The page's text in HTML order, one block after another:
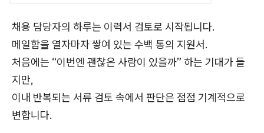
채용 담당자의 하루는 이력서 검토로 시작됩니다.
메일함을 열자마자 쌓여 있는 수백 통의 지원서.
처음에는 “이번엔 괜찮은 사람이 있을까” 하는 기대가 들
지만,
이내 반복되는 서류 검토 속에서 판단은 점점 기계적으로
변합니다.